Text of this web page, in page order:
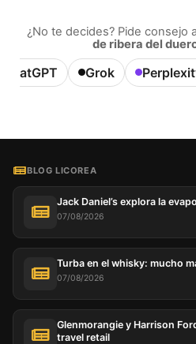
¿No te decides? Pide consejo
de ribera del
ChatGPT Grok
BLOG LICOREA
Jack Daniel’s explora la
07/08/2026
Turba en el whisky: mucho
07/08/2026
Glenmorangie y Harrison
travel retail